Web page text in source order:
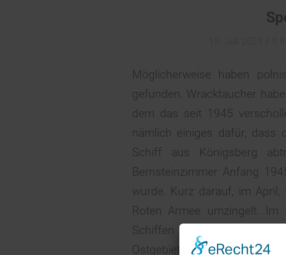
Möglicherweise haben
gefunden. Wracktaucher
dem das seit 1945
nämlich einiges dafür, dass
Schiff aus Königsberg
Bernsteinzimmer Anfang
wurde. Kurz darauf, im
Roten Armee umzingelt. Im
Schiffen über eine Million
Ostgebieten evakuiert. Die